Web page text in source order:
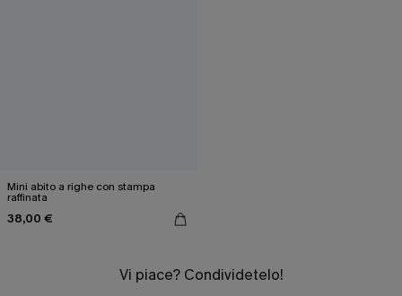
Mini abito a righe con stampa
raffinata
38,00 €
Vi piace? Condividetelo!